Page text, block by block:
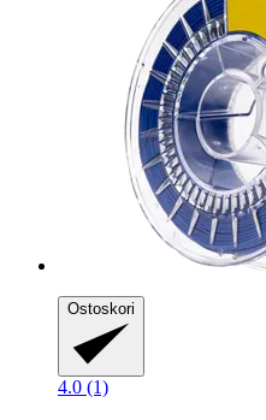
Ostoskori
4.0 (1)